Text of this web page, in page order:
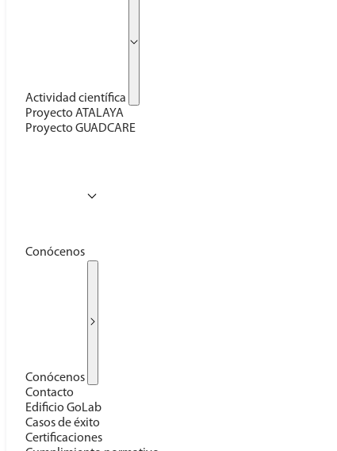
Actividad científica
Proyecto ATALAYA
Proyecto GUADCARE
Conócenos
Conócenos
Contacto
Edificio GoLab
Casos de éxito
Certificaciones